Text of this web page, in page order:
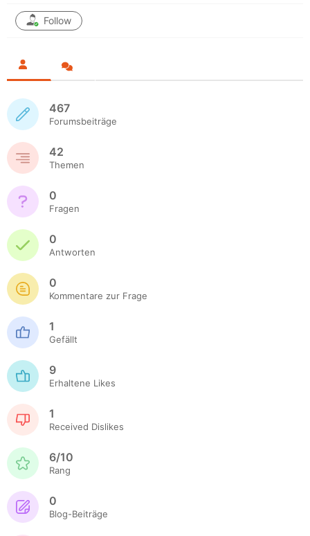
Follow
467
Forumsbeiträge
42
Themen
0
Fragen
0
Antworten
0
Kommentare zur Frage
1
Gefällt
9
Erhaltene Likes
1
Received Dislikes
6/10
Rang
0
Blog-Beiträge